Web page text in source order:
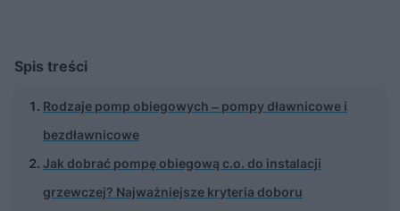
Spis treści
Rodzaje pomp obiegowych ‒ pompy dławnicowe i
bezdławnicowe
Jak dobrać pompę obiegową c.o. do instalacji
grzewczej? Najważniejsze kryteria doboru